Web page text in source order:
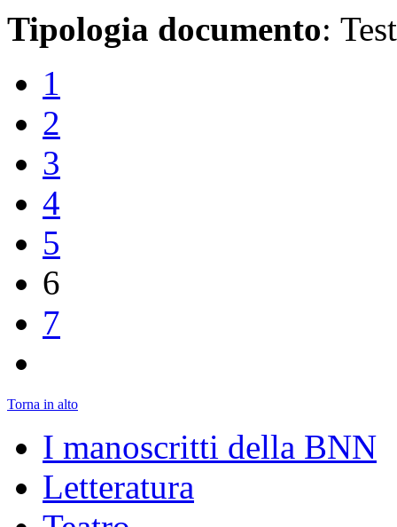
Tipologia documento:
1
2
3
4
5
6
7
Torna in alto
I manoscritti della BNN
Letteratura